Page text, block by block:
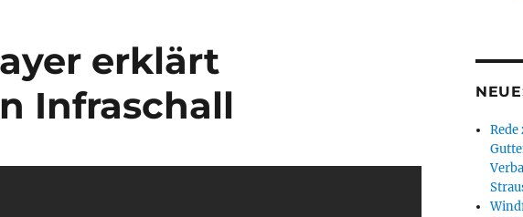
erklärt
Infraschall